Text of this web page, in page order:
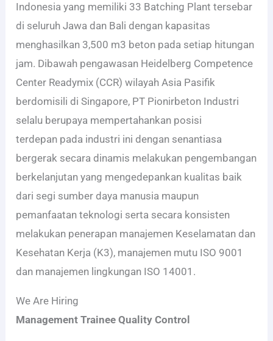
Indonesia yang memiliki 33 Batching Plant tersebar
di seluruh Jawa dan Bali dengan kapasitas
menghasilkan 3,500 m3 beton pada setiap hitungan
jam. Dibawah pengawasan Heidelberg Competence
Center Readymix (CCR) wilayah Asia Pasifik
berdomisili di Singapore, PT Pionirbeton Industri
selalu berupaya mempertahankan posisi
terdepan pada industri ini dengan senantiasa
bergerak secara dinamis melakukan pengembangan
berkelanjutan yang mengedepankan kualitas baik
dari segi sumber daya manusia maupun
pemanfaatan teknologi serta secara konsisten
melakukan penerapan manajemen Keselamatan dan
Kesehatan Kerja (K3), manajemen mutu ISO 9001
dan manajemen lingkungan ISO 14001.
We Are Hiring
Management Trainee Quality Control